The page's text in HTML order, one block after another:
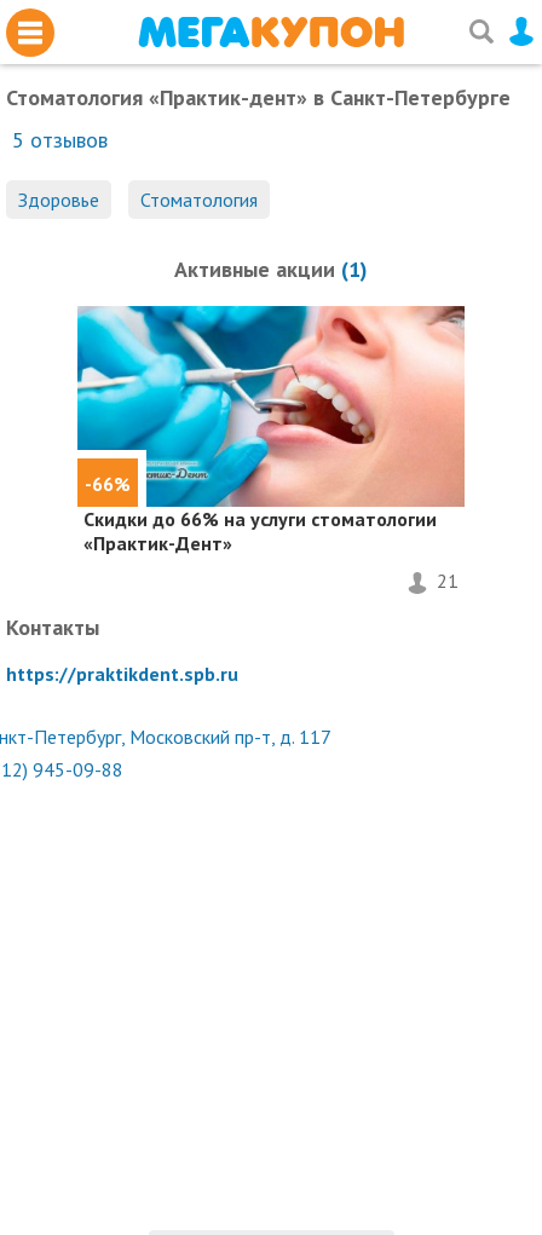
Стоматология «Практик-дент» в Санкт-Петербурге
5 отзывов
Здоровье Стоматология
Активные акции (1)
-66%
Скидки до 66% на услуги стоматологии
«Практик-Дент»
21
Контакты
https://praktikdent.spb.ru
Петербург, Московский пр-т, д. 117
945-09-88